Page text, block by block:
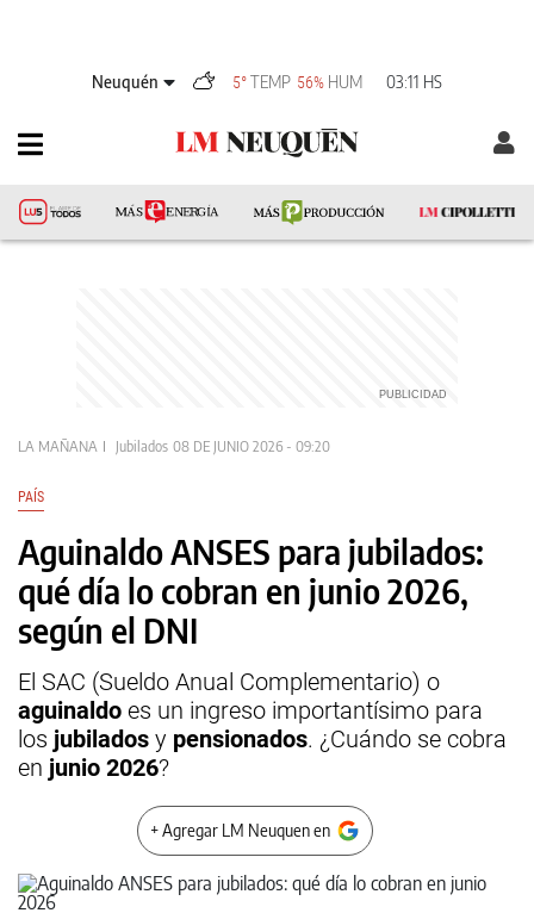
Neuquén 5° TEMP 56% HUM 03:11 HS
LA MAÑANA Jubilados 08 DE JUNIO 2026 - 09:20
PAÍS
Aguinaldo ANSES para jubilados:
qué día lo cobran en junio 2026,
según el DNI
El SAC (Sueldo Anual Complementario) o
aguinaldo es un ingreso importantísimo para
los jubilados y pensionados. ¿Cuándo se cobra
en junio 2026?
+ Agregar LM Neuquen en